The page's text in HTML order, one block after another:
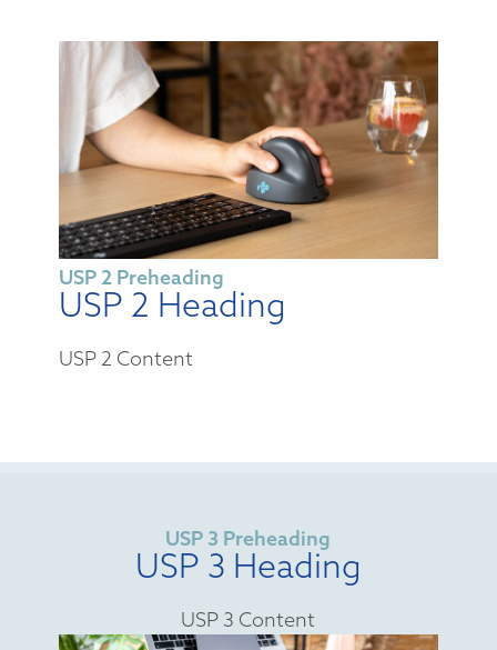
USP 2 Preheading
USP 2 Heading
USP 2 Content
USP 3 Preheading
USP 3 Heading
USP 3 Content